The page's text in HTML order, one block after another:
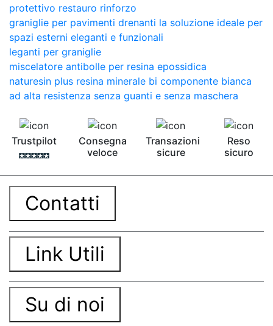
protettivo restauro rinforzo
graniglie per pavimenti drenanti la soluzione ideale per
spazi esterni eleganti e funzionali
leganti per graniglie
miscelatore antibolle per resina epossidica
naturesin plus resina minerale bi componente bianca
ad alta resistenza senza guanti e senza maschera
Trustpilot
Consegna
veloce
Transazioni
sicure
Reso
sicuro
Contatti
Link Utili
Su di noi